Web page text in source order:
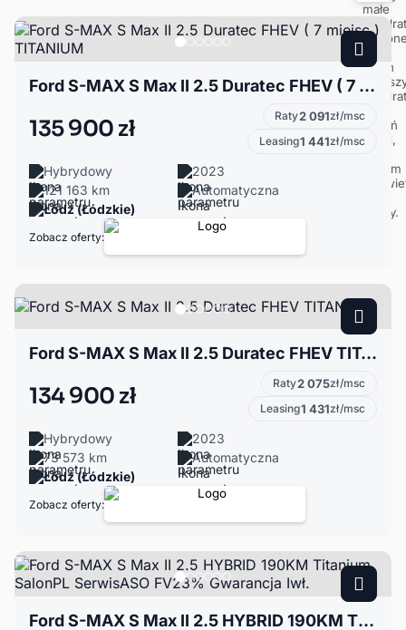
Ford S-MAX S Max II 2.5 Duratec FHEV ( 7 miejsc ) TITANIUM
135 900 zł Raty2 091zł/msc
Leasing1 441zł/msc
Hybrydowy
2023
121 163 km
Automatyczna
Łódź (Łódzkie)
Zobacz oferty:
Ford S-MAX S Max II 2.5 Duratec FHEV TITANIUM
134 900 zł Raty2 075zł/msc
Leasing1 431zł/msc
Hybrydowy
2023
73 573 km
Automatyczna
Łódź (Łódzkie)
Zobacz oferty:
Ford S-MAX S Max II 2.5 HYBRID 190KM Titanium SalonPL SerwisASO FV23% Gwarancja Iwł.